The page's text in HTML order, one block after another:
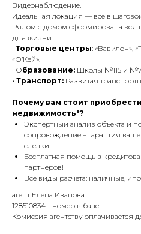
Видеонаблюдение.
Идеальная локация — всё в
Рядом с домом сформирована вся
для жизни:
· Торговые центры: «Вавилон»,
«О’Кей».
· Образование: Школы №115 и
· Транспорт: Развитая
Почему вам стоит
недвижимость"?
Экспертный анализ объекта и
сопровождение – гарантия
сделки!
Бесплатная помощь в
партнеров!
Все виды расчета: наличные,
агент Елена Иванова
128510834 - номер в базе
Комиссия агентству оплачивается